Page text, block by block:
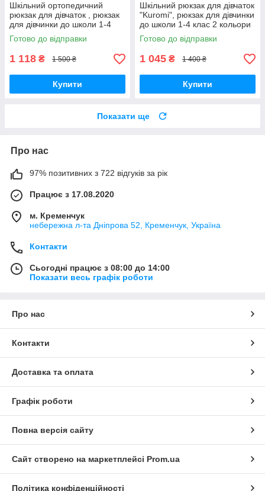
Шкільний ортопедичний
рюкзак для дівчаток , рюкзак
для дівчинки до школи 1-4
клас
Готово до відправки
1 118 ₴ 1 500 ₴
Купити
Шкільний рюкзак для дівчаток
"Kuromi", рюкзак для дівчинки
до школи 1-4 клас 2 кольори
Готово до відправки
1 045 ₴ 1 400 ₴
Купити
Показати ще
Про нас
97% позитивних з 722 відгуків за рік
Працює з 17.08.2020
м. Кременчук
небережна л-та Дніпрова 52, Кременчук, Україна
Контакти
Сьогодні працює з 08:00 до 14:00
Показати весь графік роботи
Про нас
Контакти
Доставка та оплата
Графік роботи
Повна версія сайту
Сайт створено на маркетплейсі Prom.ua
Політика конфіденційності